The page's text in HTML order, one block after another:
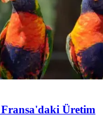
Üretim